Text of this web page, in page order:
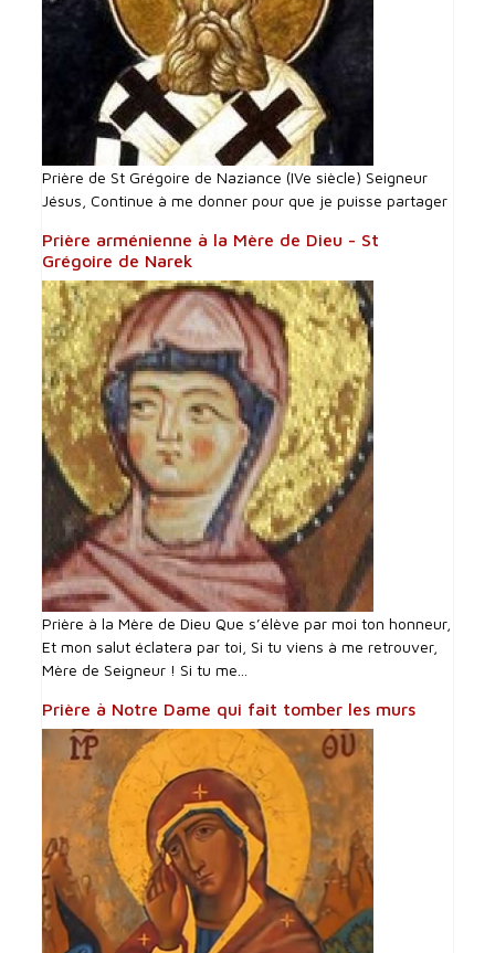
Prière de St Grégoire de Naziance (IVe siècle) Seigneur
Jésus, Continue à me donner pour que je puisse partager
Prière arménienne à la Mère de Dieu - St
Grégoire de Narek
Prière à la Mère de Dieu Que s’élève par moi ton honneur,
Et mon salut éclatera par toi, Si tu viens à me retrouver,
Mère de Seigneur ! Si tu me...
Prière à Notre Dame qui fait tomber les murs